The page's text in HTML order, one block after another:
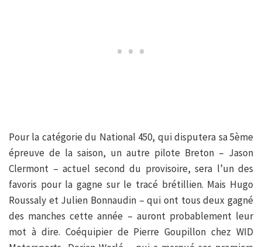
Pour la catégorie du National 450, qui disputera sa 5ème
épreuve de la saison, un autre pilote Breton – Jason
Clermont – actuel second du provisoire, sera l’un des
favoris pour la gagne sur le tracé brétillien. Mais Hugo
Roussaly et Julien Bonnaudin – qui ont tous deux gagné
des manches cette année – auront probablement leur
mot à dire. Coéquipier de Pierre Goupillon chez WID